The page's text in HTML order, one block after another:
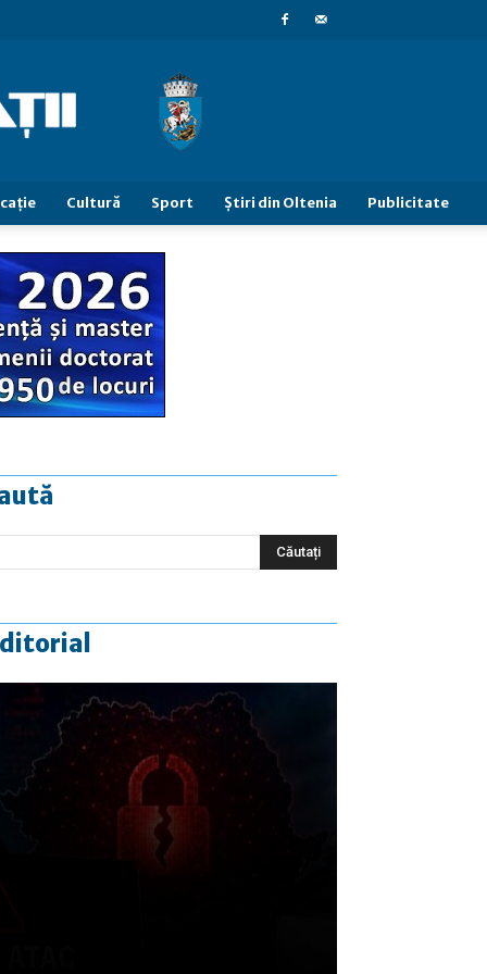
Cultură Sport Știri din Oltenia Publicitate